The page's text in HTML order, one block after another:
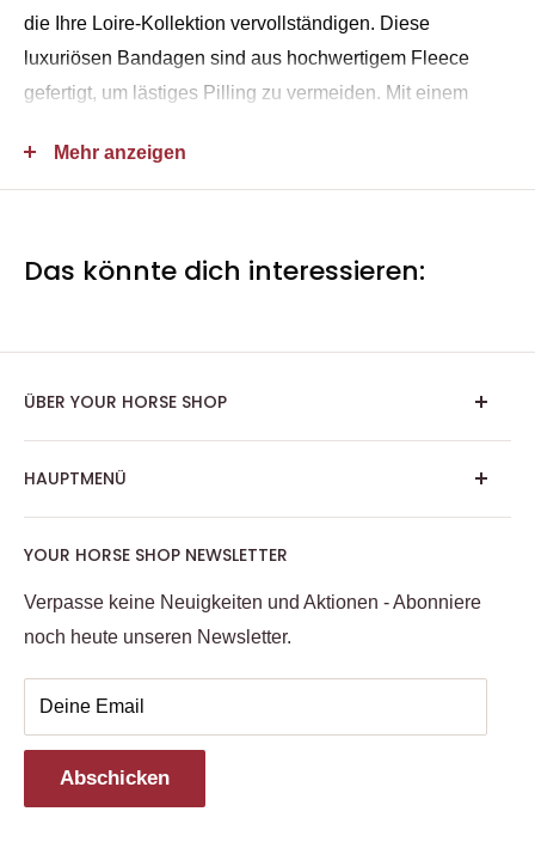
die Ihre Loire-Kollektion vervollständigen. Diese
luxuriösen Bandagen sind aus hochwertigem Fleece
gefertigt, um lästiges Pilling zu vermeiden. Mit einem
LeMieux-Metallmotiv verleihen sie Ihrem Pferd einen
eleganten Look.
die Verwendung eines Waschbeutels. Ein Waschmittel in
Stellen Sie sicher, dass alle Klettverschlüsse vor dem
Mehr anzeigen
Das könnte dich interessieren:
ÜBER YOUR HORSE SHOP
Allgemeine Geschäftsbedingungen
Widerrufsrecht
Datenschutzerklärung
Häufig gestellte Fragen
HAUPTMENÜ
Reiter
Futter, Weide & Sattelkammer
Kollektionen
Turnier
YOUR HORSE SHOP NEWSLETTER
Verpasse keine Neuigkeiten und Aktionen - Abonniere
noch heute unseren Newsletter.
Deine Email
Abschicken